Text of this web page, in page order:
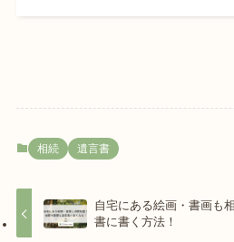
相続 遺言書
自宅にある絵画・書画も
書に書く方法！